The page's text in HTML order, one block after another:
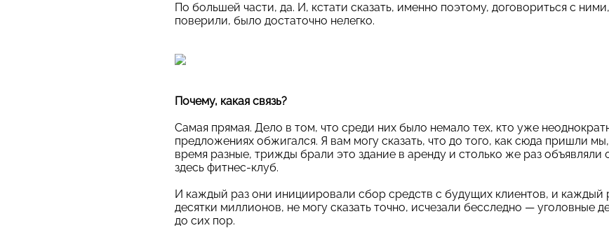
По большей части, да. И, кстати сказать, именно поэтому, договориться с
поверили, было достаточно нелегко.
Почему, какая связь?
Самая прямая. Дело в том, что среди них было немало тех, кто уже
предложениях обжигался. Я вам могу сказать, что до того, как сюда пришли
время разные, трижды брали это здание в аренду и столько же раз
здесь фитнес-клуб.
И каждый раз они инициировали сбор средств с будущих клиентов, и каждый
десятки миллионов, не могу сказать точно, исчезали бесследно — уголовные
до сих пор.